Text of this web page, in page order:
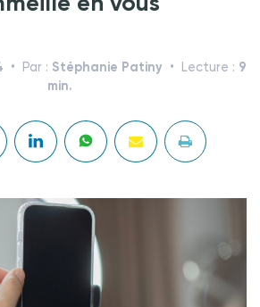
Par : Stéphanie Patiny Lecture : 9
min.